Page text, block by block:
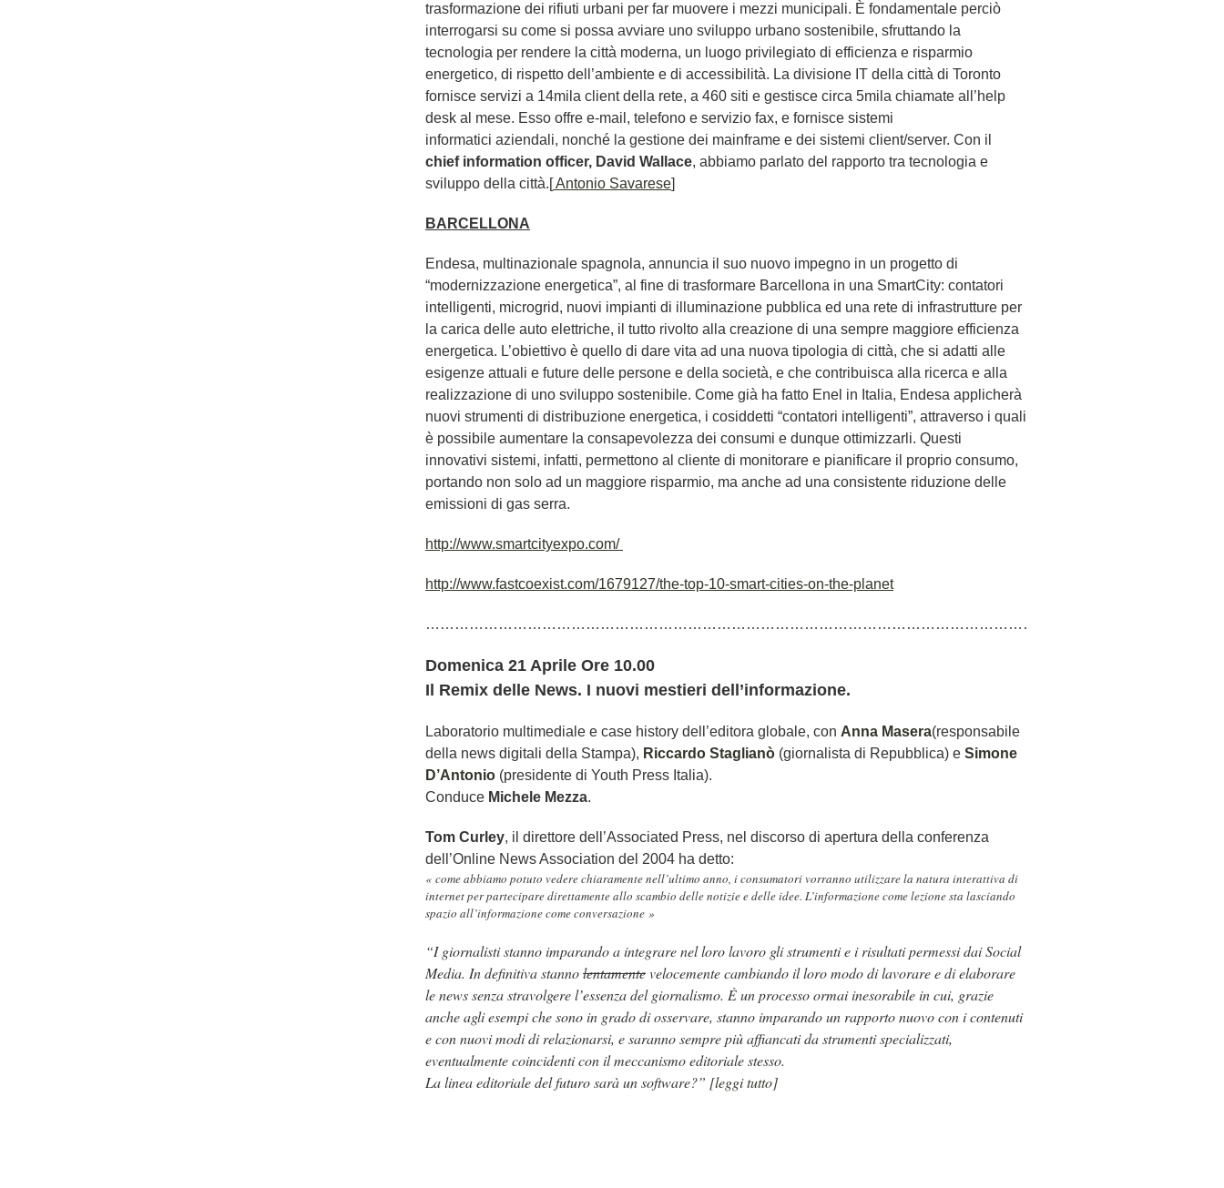
trasformazione dei rifiuti urbani per far muovere i mezzi municipali. È fondamentale perciò
interrogarsi su come si possa avviare uno sviluppo urbano sostenibile, sfruttando la
tecnologia per rendere la città moderna, un luogo privilegiato di efficienza e risparmio
energetico, di rispetto dell’ambiente e di accessibilità. La divisione IT della città di Toronto
fornisce servizi a 14mila client della rete, a 460 siti e gestisce circa 5mila chiamate all’help
desk al mese. Esso offre e-mail, telefono e servizio fax, e fornisce sistemi
informatici aziendali, nonché la gestione dei mainframe e dei sistemi client/server. Con il
chief information officer, David Wallace, abbiamo parlato del rapporto tra tecnologia e
sviluppo della città.[Antonio Savarese]
BARCELLONA
Endesa, multinazionale spagnola, annuncia il suo nuovo impegno in un progetto di
“modernizzazione energetica”, al fine di trasformare Barcellona in una SmartCity: contatori
intelligenti, microgrid, nuovi impianti di illuminazione pubblica ed una rete di infrastrutture per
la carica delle auto elettriche, il tutto rivolto alla creazione di una sempre maggiore efficienza
energetica. L’obiettivo è quello di dare vita ad una nuova tipologia di città, che si adatti alle
esigenze attuali e future delle persone e della società, e che contribuisca alla ricerca e alla
realizzazione di uno sviluppo sostenibile. Come già ha fatto Enel in Italia, Endesa applicherà
nuovi strumenti di distribuzione energetica, i cosiddetti “contatori intelligenti”, attraverso i quali
è possibile aumentare la consapevolezza dei consumi e dunque ottimizzarli. Questi
innovativi sistemi, infatti, permettono al cliente di monitorare e pianificare il proprio consumo,
portando non solo ad un maggiore risparmio, ma anche ad una consistente riduzione delle
emissioni di gas serra.
http://www.smartcityexpo.com/
http://www.fastcoexist.com/1679127/the-top-10-smart-cities-on-the-planet
Domenica 21 Aprile Ore 10.00
Il Remix delle News. I nuovi mestieri dell’informazione.
Laboratorio multimediale e case history dell’editora globale, con Anna Masera(responsabile
della news digitali della Stampa), Riccardo Staglianò (giornalista di Repubblica) e Simone
D’Antonio (presidente di Youth Press Italia).
Conduce Michele Mezza.
Tom Curley, il direttore dell’Associated Press, nel discorso di apertura della conferenza
dell’Online News Association del 2004 ha detto:
« come abbiamo potuto vedere chiaramente nell’ultimo anno, i consumatori vorranno utilizzare la natura interattiva di
internet per partecipare direttamente allo scambio delle notizie e delle idee. L’informazione come lezione sta lasciando
spazio all’informazione come conversazione »
“I giornalisti stanno imparando a integrare nel loro lavoro gli strumenti e i risultati permessi dai Social
Media. In definitiva stannolentamentevelocemente cambiando il loro modo di lavorare e di elaborare
le news senza stravolgere l’essenza del giornalismo. È un processo ormai inesorabile in cui, grazie
anche agli esempi che sono in grado di osservare, stanno imparando un rapporto nuovo con i contenuti
e con nuovi modi di relazionarsi, e saranno sempre più affiancati da strumenti specializzati,
eventualmente coincidenti con il meccanismo editoriale stesso.
La linea editoriale del futuro sarà un software?” [leggi tutto]